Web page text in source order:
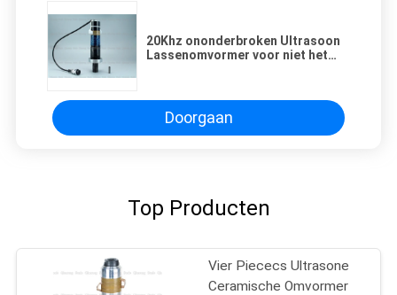
20Khz ononderbroken Ultrasoon
Lassenomvormer voor niet het
Doorgaan
Top Producten
Vier Piececs Ultrasone
Ceramische Omvormer